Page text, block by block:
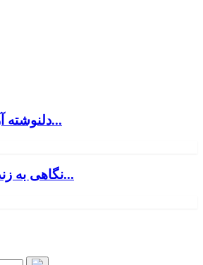
دلنوشته آریا عظیمی‌نژاد برای...
نگاهی به زندگی هنری ناصر عبد...